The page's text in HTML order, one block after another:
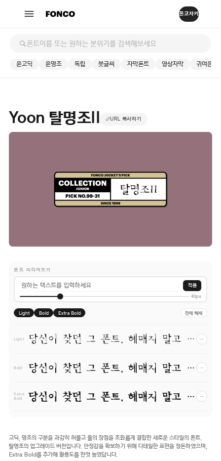
윤고딕 윤명조 독립 붓글씨 자막폰트 영상자막 귀여운
Yoon 탈명조II URL 복사하기
폰트 미리써보기
적용
40px
Light Bold Extra Bold 전체 해제
Light 당신이 찾던 그 폰트, 헤매지 말고 바로 폰코! −
Bold 당신이 찾던 그 폰트, 헤매지 말고 바로 폰코! −
Extra
Bold
당신이 찾던 그 폰트, 헤매지 말고 바로 폰코! −
고딕, 명조의 구분을 과감히 허물고 둘의 장점을 조화롭게 결합한 새로운 스타일의 폰트.
탈명조의 업그레이드 버전입니다. 안정감을 확보하기 위해 디테일한 표현을 정돈하였으며,
Extra Bold를 추가해 활용도를 한껏 높였답니다.